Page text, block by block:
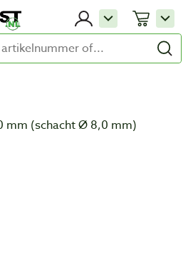
mm (schacht Ø 8,0 mm)